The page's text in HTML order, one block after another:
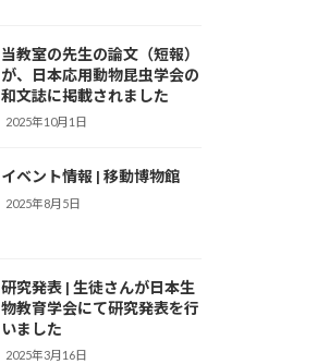
当教室の先生の論文（短報）
が、日本応用動物昆虫学会の
和文誌に掲載されました
2025年10月1日
イベント情報 | 移動博物館
2025年8月5日
研究発表 | 生徒さんが日本生
物教育学会にて研究発表を行
いました
2025年3月16日